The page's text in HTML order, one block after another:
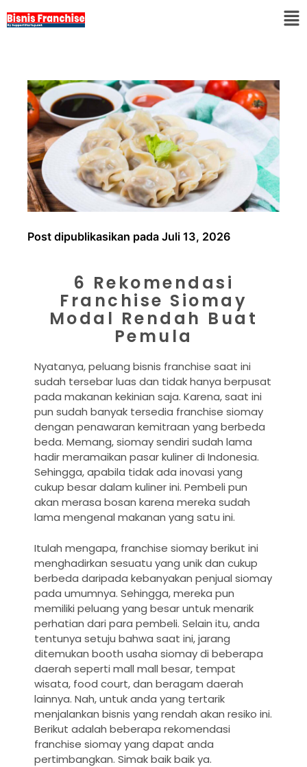
Post dipublikasikan pada Juli 13, 2026
6 Rekomendasi
Franchise Siomay
Modal Rendah Buat
Pemula
Nyatanya, peluang bisnis franchise saat ini
sudah tersebar luas dan tidak hanya berpusat
pada makanan kekinian saja. Karena, saat ini
pun sudah banyak tersedia franchise siomay
dengan penawaran kemitraan yang berbeda
beda. Memang, siomay sendiri sudah lama
hadir meramaikan pasar kuliner di Indonesia.
Sehingga, apabila tidak ada inovasi yang
cukup besar dalam kuliner ini. Pembeli pun
akan merasa bosan karena mereka sudah
lama mengenal makanan yang satu ini.
Itulah mengapa, franchise siomay berikut ini
menghadirkan sesuatu yang unik dan cukup
berbeda daripada kebanyakan penjual siomay
pada umumnya. Sehingga, mereka pun
memiliki peluang yang besar untuk menarik
perhatian dari para pembeli. Selain itu, anda
tentunya setuju bahwa saat ini, jarang
ditemukan booth usaha siomay di beberapa
daerah seperti mall mall besar, tempat
wisata, food court, dan beragam daerah
lainnya. Nah, untuk anda yang tertarik
menjalankan bisnis yang rendah akan resiko ini.
Berikut adalah beberapa rekomendasi
franchise siomay yang dapat anda
pertimbangkan. Simak baik baik ya.